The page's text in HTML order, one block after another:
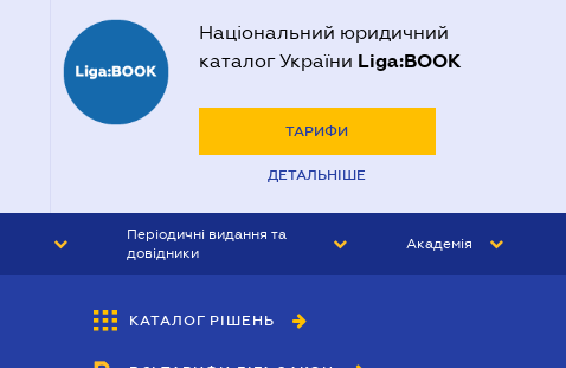
Національний юридичний
каталог України Liga:BOOK
ТАРИФИ
ДЕТАЛЬНІШЕ
Періодичні видання та
довідники
БУХГАЛТЕР&ЗАКОН
Академія
КАТАЛОГ РІШЕНЬ